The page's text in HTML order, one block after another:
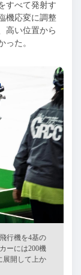
すべて発射す
機応変に調整
高い位置から
った。
行機を4基の
ーには200機
展開して上か